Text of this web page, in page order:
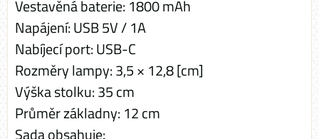
Vestavěná baterie: 1800 mAh
Napájení: USB 5V / 1A
Nabíjecí port: USB-C
Rozměry lampy: 3,5 × 12,8 [cm]
Výška stolku: 35 cm
Průměr základny: 12 cm